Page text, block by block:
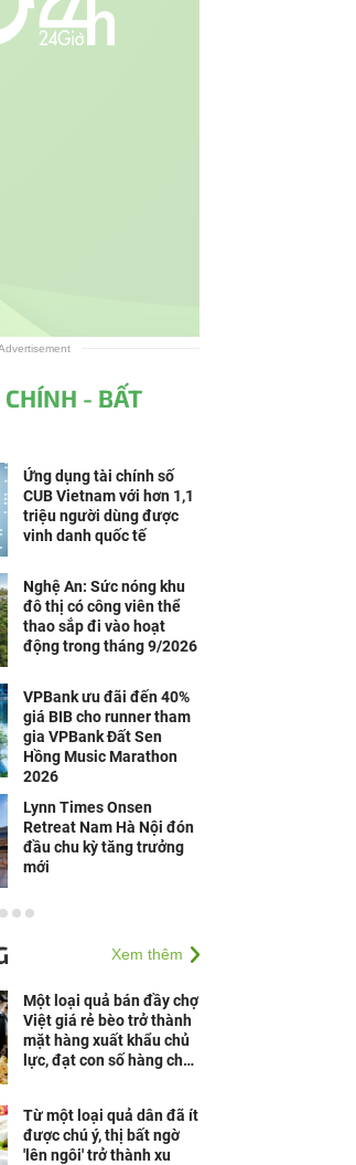
- BẤT
Ứng dụng tài chính số
CUB Vietnam với hơn 1,1
triệu người dùng được
vinh danh quốc tế
Nghệ An: Sức nóng khu
đô thị có công viên thể
thao sắp đi vào hoạt
động trong tháng 9/2026
VPBank ưu đãi đến 40%
giá BIB cho runner tham
gia VPBank Đất Sen
Hồng Music Marathon
2026
Lynn Times Onsen
Retreat Nam Hà Nội đón
đầu chu kỳ tăng trưởng
mới
Doanh nghiệp cần gì để
Xem thêm
Một loại quả bán đầy chợ
Việt giá rẻ bèo trở thành
mặt hàng xuất khẩu chủ
lực, đạt con số hàng chục
Từ một loại quả dân đã ít
được chú ý, thị bất ngờ
'lên ngôi' trở thành xu